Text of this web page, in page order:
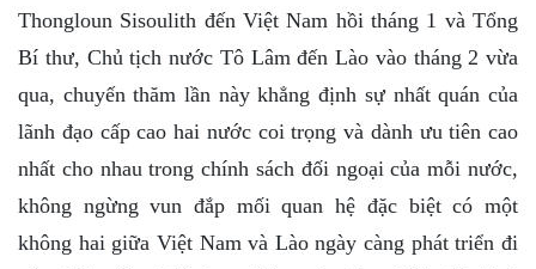
Thongloun Sisoulith đến Việt Nam hồi tháng 1 và Tổng
Bí thư, Chủ tịch nước Tô Lâm đến Lào vào tháng 2 vừa
qua, chuyến thăm lần này khẳng định sự nhất quán của
lãnh đạo cấp cao hai nước coi trọng và dành ưu tiên cao
nhất cho nhau trong chính sách đối ngoại của mỗi nước,
không ngừng vun đắp mối quan hệ đặc biệt có một
không hai giữa Việt Nam và Lào ngày càng phát triển đi